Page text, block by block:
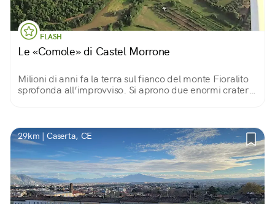
FLASH
Le «Comole» di Castel Morrone
Milioni di anni fa la terra sul fianco del monte Fioralito
sprofonda all’improvviso. Si aprono due enormi crateri
29km | Caserta, CE